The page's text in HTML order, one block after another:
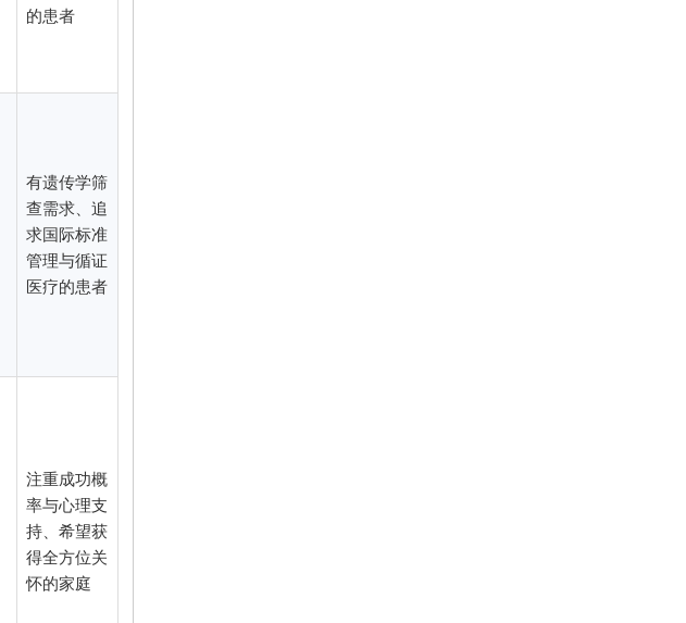
的患者
有遗传学筛
查需求、追
求国际标准
管理与循证
医疗的患者
注重成功概
率与心理支
持、希望获
得全方位关
怀的家庭